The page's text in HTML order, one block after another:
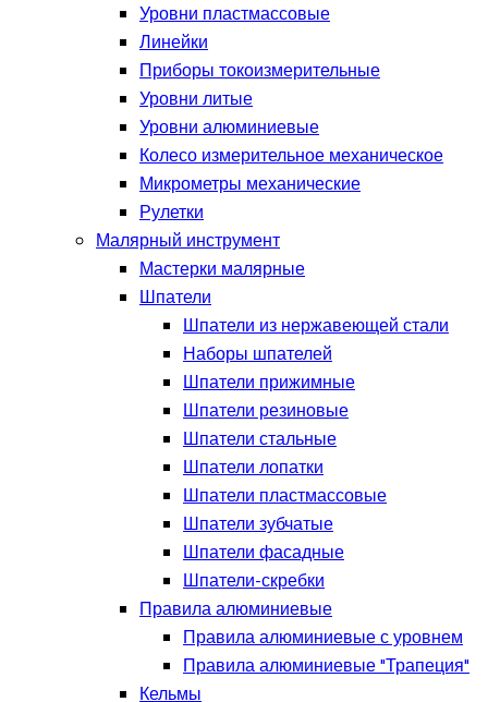
Уровни пластмассовые
Линейки
Приборы токоизмерительные
Уровни литые
Уровни алюминиевые
Колесо измерительное механическое
Микрометры механические
Рулетки
Малярный инструмент
Мастерки малярные
Шпатели
Шпатели из нержавеющей стали
Наборы шпателей
Шпатели прижимные
Шпатели резиновые
Шпатели стальные
Шпатели лопатки
Шпатели пластмассовые
Шпатели зубчатые
Шпатели фасадные
Шпатели-скребки
Правила алюминиевые
Правила алюминиевые с уровнем
Правила алюминиевые "Трапеция"
Кельмы